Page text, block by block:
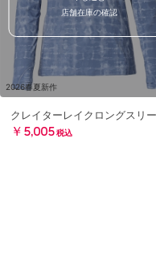
2026春夏新作
店舗在庫の確認
クレイターレイクロングスリ
￥5,005 税込